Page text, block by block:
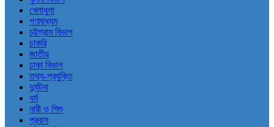
খেলাধুলা
গণমাধ্যম
চট্টগ্রাম বিভাগ
চাকরি
জাতীয়
ঢাকা বিভাগ
তথ্য-প্রযুক্তি
দুর্ঘটনা
ধর্ম
নারী ও শিশু
প্রবাস